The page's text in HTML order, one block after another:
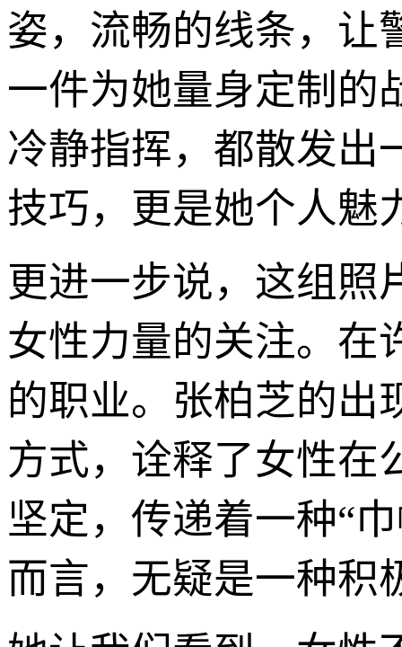
姿，流畅的线条，让
一件为她量身定制的
冷静指挥，都散发出
技巧，更是她个人魅
更进一步说，这组照
女性力量的关注。在
的职业。张柏芝的出
方式，诠释了女性在
坚定，传递着一种“
而言，无疑是一种积